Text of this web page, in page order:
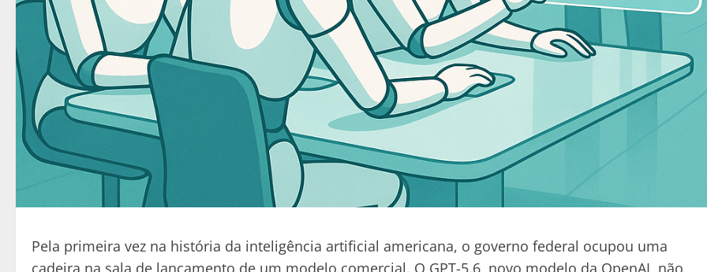
Pela primeira vez na história da inteligência artificial americana, o governo federal ocupou uma
cadeira na sala de lançamento de um modelo comercial. O GPT-5.6, novo modelo da OpenAI, não